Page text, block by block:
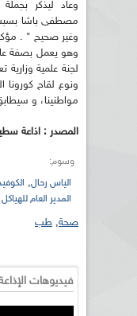
وعاد ليذكر
مصطفى باشا بسبب
وغير صحيح " .
وهو يعمل بصفة
لجنة علمية
ونوع لقاح
مواطنينا، و
المصدر : اذاعة
وسوم:
الياس رحال,
المدير العام
صحة, طب
فيديوهات